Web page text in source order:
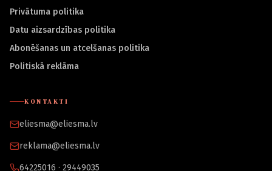
Privātuma politika
Datu aizsardzības politika
Abonēšanas un atcelšanas politika
Politiskā reklāma
KONTAKTI
eliesma@eliesma.lv
reklama@eliesma.lv
64225016 · 29449035